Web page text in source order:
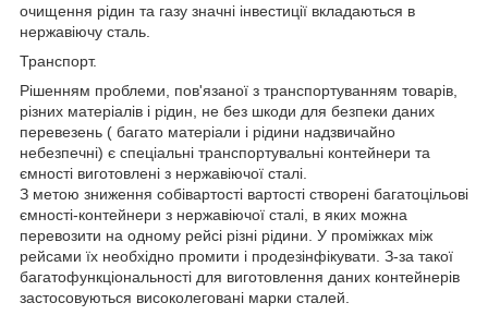
очищення рідин та газу значні інвестиції вкладаються в
нержавіючу сталь.
Транспорт.
Рішенням проблеми, пов'язаної з транспортуванням товарів,
різних матеріалів і рідин, не без шкоди для безпеки даних
перевезень ( багато матеріали і рідини надзвичайно
небезпечні) є спеціальні транспортувальні контейнери та
ємності виготовлені з нержавіючої сталі.
З метою зниження собівартості вартості створені багатоцільові
ємності-контейнери з нержавіючої сталі, в яких можна
перевозити на одному рейсі різні рідини. У проміжках між
рейсами їх необхідно промити і продезінфікувати. З-за такої
багатофункціональності для виготовлення даних контейнерів
застосовуються високолеговані марки сталей.